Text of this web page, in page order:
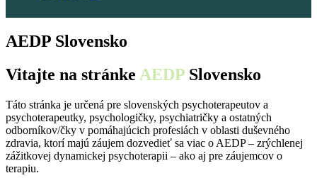
AEDP Slovensko
Vitajte na stránke AEDP Slovensko
Táto stránka je určená pre slovenských psychoterapeutov a
psychoterapeutky, psychologičky, psychiatričky a ostatných
odborníkov/čky v pomáhajúcich profesiách v oblasti duševného
zdravia, ktorí majú záujem dozvedieť sa viac o AEDP – zrýchlenej
zážitkovej dynamickej psychoterapii – ako aj pre záujemcov o
terapiu.